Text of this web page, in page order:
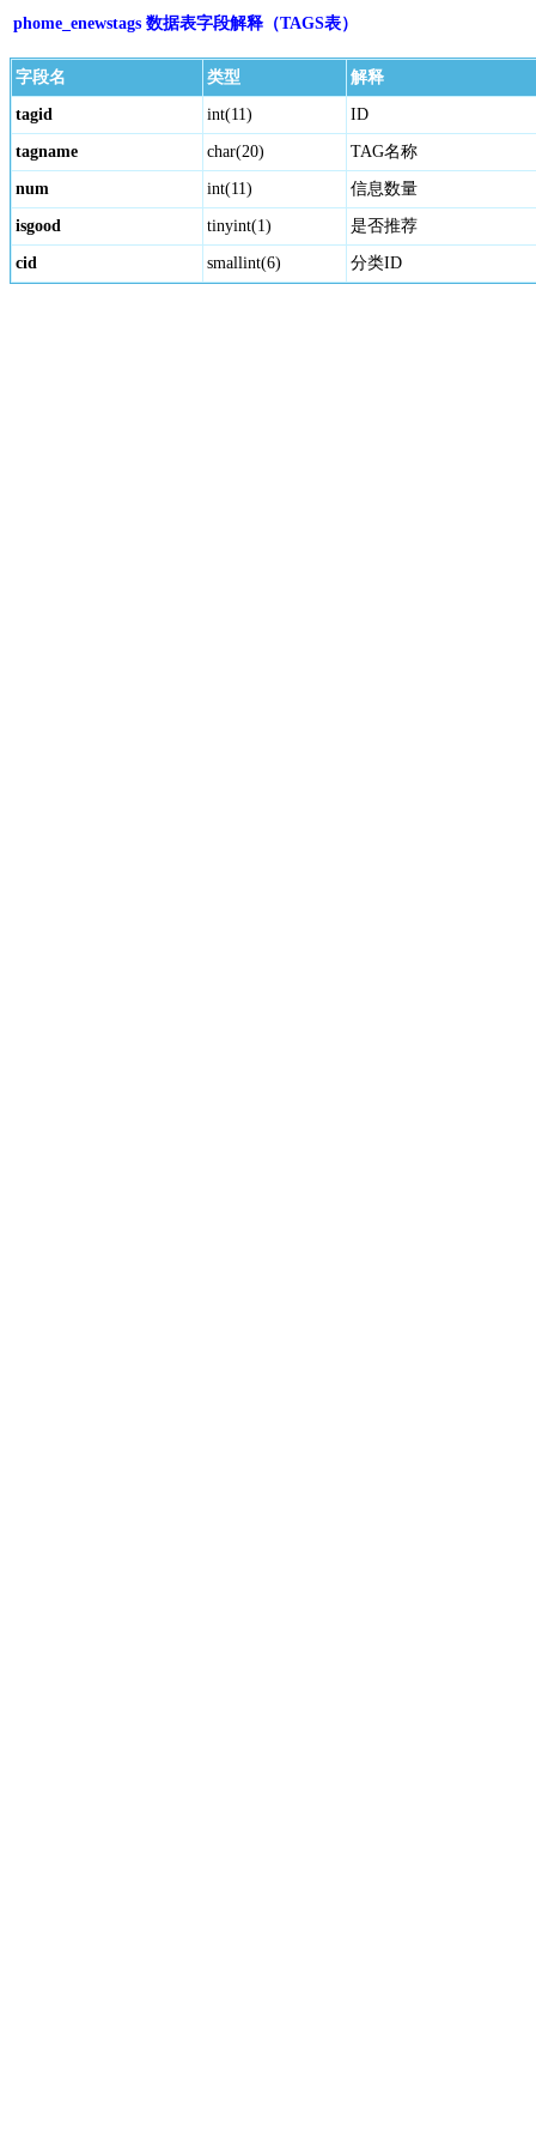
phome_enewstags 数据表字段解释（TAGS表）
字段名 类型 解释
tagid int(11) ID
tagname char(20) TAG名称
num int(11) 信息数量
isgood tinyint(1) 是否推荐
cid smallint(6) 分类ID